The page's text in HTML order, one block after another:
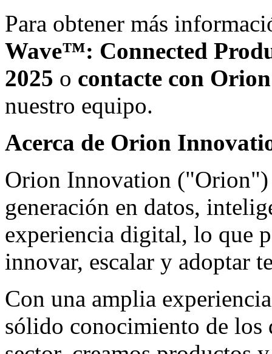
Para obtener más
Wave™: Connected
2025 o contacte con Orion
nuestro equipo.
Acerca de Orion
Orion Innovation ("Orion")
generación en datos,
experiencia digital, lo que
innovar, escalar y adoptar
Con una amplia
sólido conocimiento de los